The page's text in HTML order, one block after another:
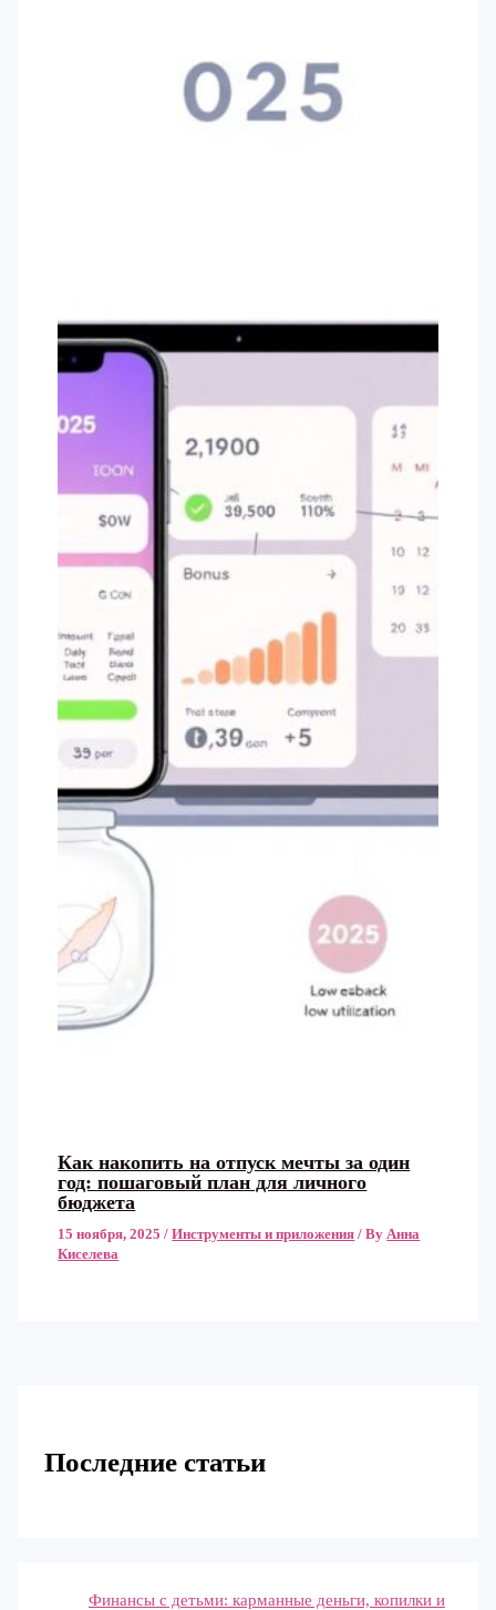
Как накопить на отпуск мечты за один
год: пошаговый план для личного
бюджета
15 ноября, 2025/Инструменты и приложения / By Анна
Киселева
Последние статьи
Финансы с детьми: карманные деньги, копилки и